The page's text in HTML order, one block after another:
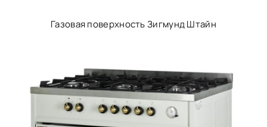
Газовая поверхность Зигмунд Штайн